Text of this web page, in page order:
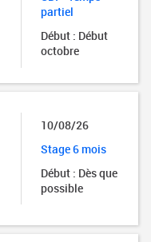
partiel
Début : Début
octobre
10/08/26
Stage 6 mois
Début : Dès que
possible